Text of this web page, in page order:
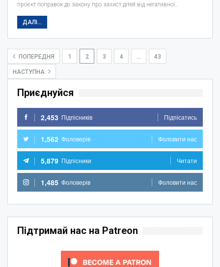
проєкт поправок до закону про захист дітей від негативної…
ДАЛІ...
ПОПЕРЕДНЯ 1 2 3 4 43
НАСТУПНА
Приєднуйся
2,453 Підпісників Підпісатись
1,562 Фоловерів Фоловити нас
5,879 Підпісники Читати
1,485 Фоловерів Фоловити нас
Підтримай нас на Patreon